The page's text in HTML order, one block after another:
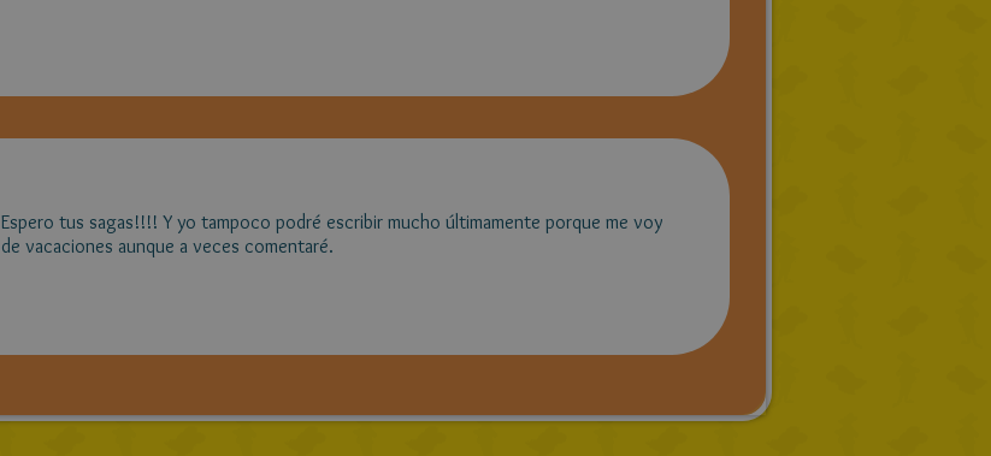
Espero tus sagas!!!! Y yo tampoco podré escribir mucho últimamente porque me voy
de vacaciones aunque a veces comentaré.